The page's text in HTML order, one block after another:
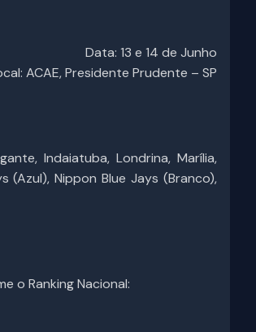
Data: 13 e 14 de Junho
ACAE, Presidente Prudente – SP
Indaiatuba, Londrina, Marília,
(Azul), Nippon Blue Jays (Branco),
o Ranking Nacional: